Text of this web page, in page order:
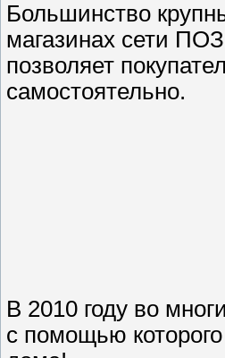
Большинство
магазинах сети
позволяет
самостоятельно.
В 2010 году во
с помощью